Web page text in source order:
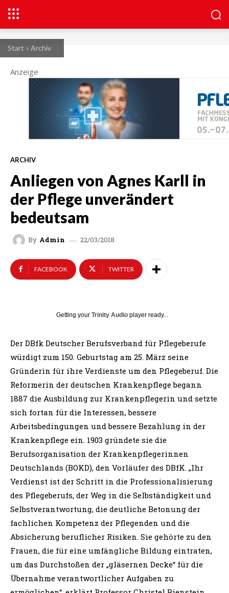
Start Archiv
Anzeige
ARCHIV
Anliegen von Agnes Karll in
der Pflege unverändert
bedeutsam
By Admin 22/03/2018
FACEBOOK TWITTER
Getting your Trinity Audio player ready...
Der DBfk Deutscher Berufsverband für Pflegeberufe
würdigt zum 150. Geburtstag am 25. März seine
Gründerin für ihre Verdienste um den Pflegeberuf. Die
Reformerin der deutschen Krankenpflege begann
1887 die Ausbildung zur Krankenpflegerin und setzte
sich fortan für die Interessen, bessere
Arbeitsbedingungen und bessere Bezahlung in der
Krankenpflege ein. 1903 gründete sie die
Berufsorganisation der Krankenpflegerinnen
Deutschlands (BOKD), den Vorläufer des DBfK. „Ihr
Verdienst ist der Schritt in die Professionalisierung
des Pflegeberufs, der Weg in die Selbständigkeit und
Selbstverantwortung, die deutliche Betonung der
fachlichen Kompetenz der Pflegenden und die
Absicherung beruflicher Risiken. Sie gehörte zu den
Frauen, die für eine umfängliche Bildung eintraten,
um das Durchstoßen der „gläsernen Decke“ für die
Übernahme verantwortlicher Aufgaben zu